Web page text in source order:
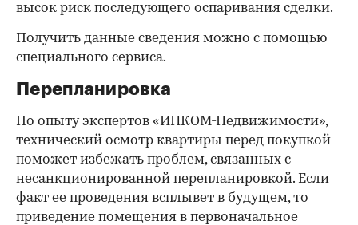
высок риск последующего оспаривания сделки.
Получить данные сведения можно с помощью
специального сервиса.
Перепланировка
По опыту экспертов «ИНКОМ-Недвижимости»,
технический осмотр квартиры перед покупкой
поможет избежать проблем, связанных с
несанкционированной перепланировкой. Если
факт ее проведения всплывет в будущем, то
приведение помещения в первоначальное